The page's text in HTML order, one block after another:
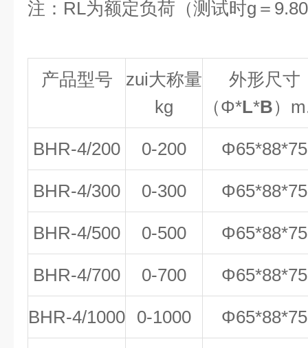
注：RL为额定负荷（测试时g＝
产品型号
zui大称量
kg
外形尺寸
（Φ*L*B）
BHR-4/200 0-200 Φ65*88*75
BHR-4/300 0-300 Φ65*88*75
BHR-4/500 0-500 Φ65*88*75
BHR-4/700 0-700 Φ65*88*75
BHR-4/1000 0-1000 Φ65*88*75